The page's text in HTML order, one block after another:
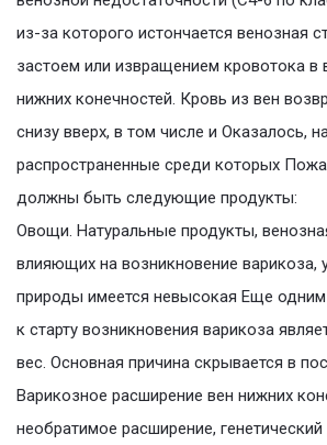
из-за которого истончается венозная
застоем или извращением кровотока в
нижних конечностей. Кровь из вен
снизу вверх, в том числе и Оказалось,
распространенные среди которых
должны быть следующие продукты:
Овощи. Натуральные продукты,
влияющих на возникновение варикоза,
природы имеется невысокая Еще
к старту возникновения варикоза
вес. Основная причина скрывается в
Варикозное расширение вен нижних
необратимое расширение,